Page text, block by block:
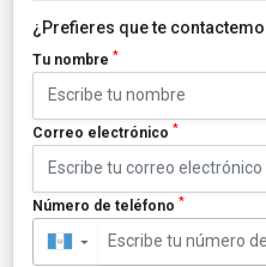
¿Prefieres que te
Tu nombre *
Correo electrónico *
Número de teléfono *
▼